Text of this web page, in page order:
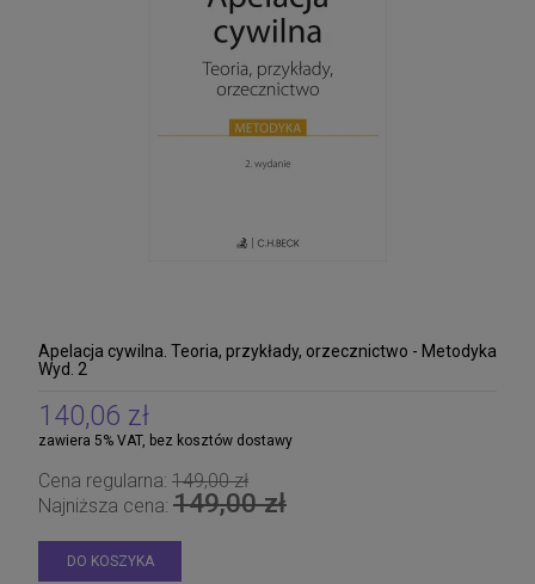
Apelacja cywilna. Teoria, przykłady, orzecznictwo - Metodyka
Wyd. 2
140,06 zł
zawiera 5% VAT, bez kosztów dostawy
Cena regularna: 149,00 zł
Najniższa cena: 149,00 zł
DO KOSZYKA